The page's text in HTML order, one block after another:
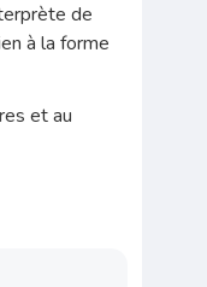
de
à la forme
et au